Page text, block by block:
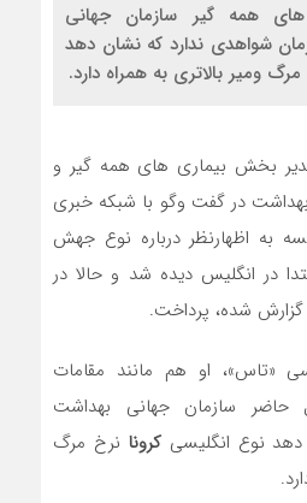
همه گیر سازمان جهانی
شواهدی ندارد که نشان دهد
ومیر بالاتری به همراه دارد.
بخش بیماری های همه گیر و
در گفت وگو با شبکه خبری
به اظهارنظر درباره نوع جهش
در انگلیس دیده شد و حالا در
گزارش شده، پرداخت.
«تاس»، او هم مانند مقامات
سازمان جهانی بهداشت
نوع انگلیسی کرونا نرخ مرگ